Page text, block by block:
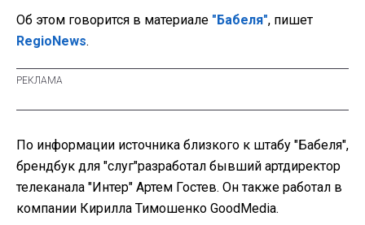
Об этом говорится в материале "Бабеля", пишет
RegioNews.
По информации источника близкого к штабу "Бабеля",
брендбук для "слуг"разработал бывший артдиректор
телеканала "Интер" Артем Гостев. Он также работал в
компании Кирилла Тимошенко GoodMedia.